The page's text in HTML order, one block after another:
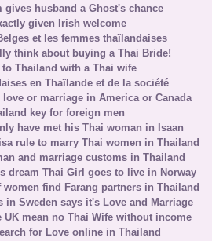
gives husband a Ghost's chance
given Irish welcome
et les femmes thaïlandaises
think about buying a Thai Bride!
Thailand with a Thai wife
en Thaïlande et de la société
love or marriage in America or Canada
key for foreign men
have met his Thai woman in Isaan
rule to marry Thai women in Thailand
and marriage customs in Thailand
dream Thai Girl goes to live in Norway
find Farang partners in Thailand
in Sweden says it's Love and Marriage
UK mean no Thai Wife without income
for Love online in Thailand